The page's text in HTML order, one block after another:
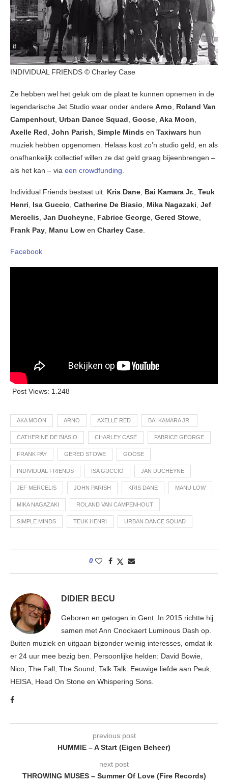
INDIVIDUAL FRIENDS © Charley Case
Ze hebben wel het geluk om de plaat te kunnen opnemen in de
legendarische Jet Studio waar onder andere Arno, Roland Van
Campenhout, Urban Dance Squad, Goose, Aka Moon,
Axelle Red, John Parish, Simple Minds en Taxiwars hun
muziek hebben opgenomen. Helaas kost zo’n studio geld, en als
onafhankelijk collectief willen ze dat geld graag bijeenbrengen –
als het kan – via een crowdfunding.
Individual Friends bestaat uit: Kris Dane, Bai Kamara Jr., Teuk
Henri, Isa Guccio, Catherine De Biasio, Mika Nagazaki, Jef
Mercelis, Jan Ducheyne, Fabrice George, Gered Stowe,
Frank Pay, Manu Low en Charley Case.
Facebook
Post Views: 1.248
AKA MOON ARNO AXELLE RED BAI KAMARA JR.
CATHERINE DE BIASIO CHARLEY CASE FABRICE GEORGE
FRANK PAY GERED STOWE GOOSE
INDIVIDUAL FRIENDS ISA GUCCIO JAN DUCHEYNE
JEF MERCELIS JOHN PARISH KRIS DANE MANU LOW
MIKA NAGAZAKI ROLAND VAN CAMPENHOUT
SIMPLE MINDS TEUK HENRI URBAN DANCE SQUAD
0
DIDIER BECU
Geboren en getogen in Gent. In 2015 richtte hij
samen met Ann Cnockaert Luminous Dash op.
Buiten muziek en uitgaan bijzonder weinig interesses, omdat ik
er 24 uur mee bezig ben. Persoonlijke helden: David Bowie,
Nico, The Fall, The Sound, Talk Talk. Eeuwige liefde aan Peuk,
HEISA, Head On Stone en Whispering Sons.
previous post
HUMMIE – A Start (Eigen Beheer)
next post
THROWING MUSES – Summer Of Love (Fire Records)